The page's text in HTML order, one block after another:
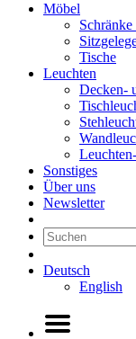
Möbel
Tische
Leuchten
Decken-
Sonstiges
Über uns
Newsletter
Deutsch
English